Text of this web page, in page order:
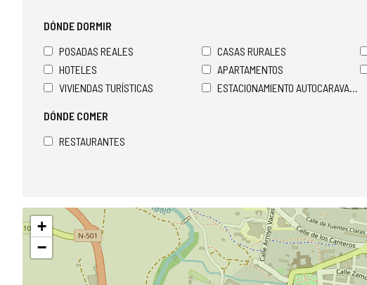
DÓNDE DORMIR
POSADAS REALES
CASAS RURALES
HOTELES
APARTAMENTOS
VIVIENDAS TURÍSTICAS
ESTACIONAMIENTO AUTOCARAVANAS
DÓNDE COMER
RESTAURANTES
Saltar
mapa
+
−